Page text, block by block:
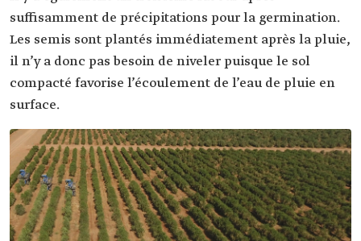
suffisamment de précipitations pour la germination.
Les semis sont plantés immédiatement après la pluie,
il n’y a donc pas besoin de niveler puisque le sol
compacté favorise l’écoulement de l’eau de pluie en
surface.